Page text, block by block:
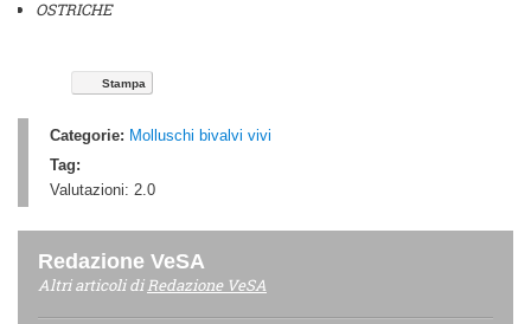
OSTRICHE
Stampa
Categorie: Molluschi bivalvi vivi
Tag:
Valutazioni: 2.0
Redazione VeSA
Altri articoli diRedazione VeSA